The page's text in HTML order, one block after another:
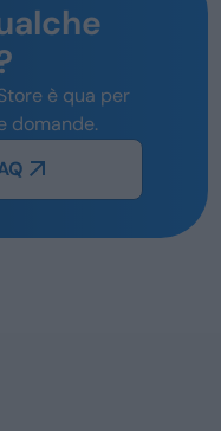
è qua per
domande.